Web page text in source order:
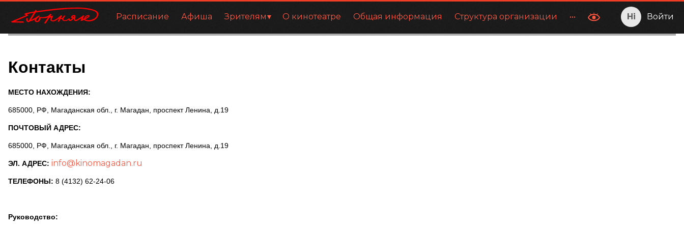
Расписание Афиша Зрителям О кинотеатре Общая информация Структура организации ••• Войти
Контакты
МЕСТО НАХОЖДЕНИЯ:
685000, РФ, Магаданская обл., г. Магадан, проспект Ленина, д.19
ПОЧТОВЫЙ АДРЕС:
685000, РФ, Магаданская обл., г. Магадан, проспект Ленина, д.19
ЭЛ. АДРЕС: info@kinomagadan.ru
ТЕЛЕФОНЫ: 8 (4132) 62-24-06
Руководство: